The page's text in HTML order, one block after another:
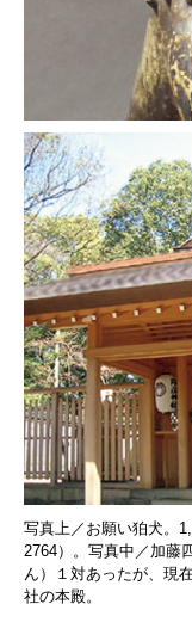
写真上／お願い狛犬。
2764）。写真中／加藤
ん）１対あったが、現
社の本殿。